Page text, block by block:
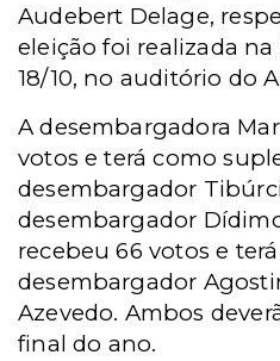
Audebert Delage,
eleição foi realizada
18/10, no auditório do
A desembargadora
votos e terá como
desembargador
desembargador
recebeu 66 votos e
desembargador
Azevedo. Ambos
final do ano.